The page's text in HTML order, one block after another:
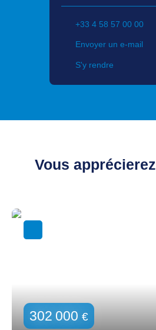
74200 Thonon-les-Bains
+33 4 58 57 00 00
Envoyer un e-mail
S'y rendre
Vous apprécierez
302 000 €